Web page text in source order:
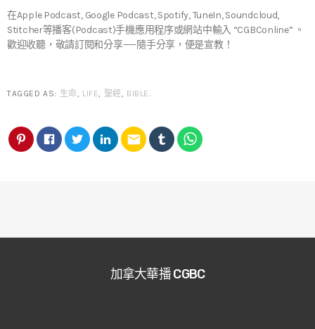
在Apple Podcast, Google Podcast, Spotify, TuneIn, Soundcloud,
Stitcher等播客(Podcast)手機應用程序或網站中輸入 “CGBConline” 。
歡迎收聽，敬請訂閱和分享——隨手分享，便是宣教！
TAGGED AS: 生命, LIFE, 聖經, BIBLE.
email
加拿大華播 CGBC